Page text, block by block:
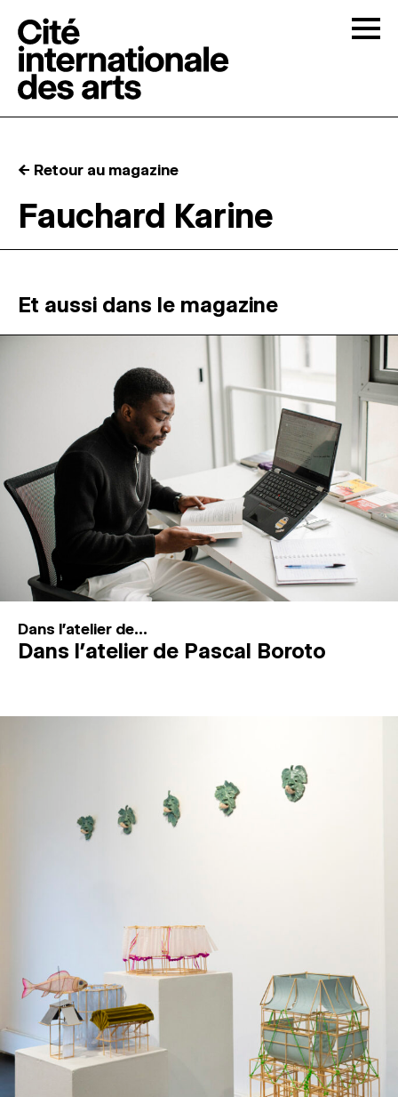
RÉSIDENCES ↓
ATELIERS OUVERTS
ESPACES DE PRATIQUE ARTISTIQUE ↓
Recherche
Connexion
↓
← Retour au magazine
Fauchard Karine
Et aussi dans le magazine
Dans l'atelier de...
Dans l’atelier de Pascal Boroto